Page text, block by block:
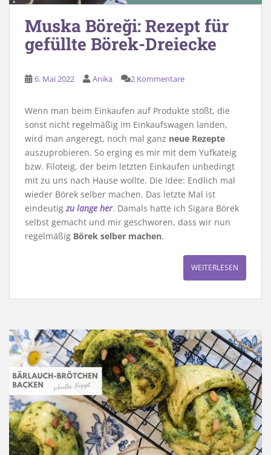
Muska Böreği: Rezept für
gefüllte Börek-Dreiecke
6. Mai 2022 Anika 2 Kommentare
Wenn man beim Einkaufen auf Produkte stößt, die
sonst nicht regelmäßig im Einkaufswagen landen,
wird man angeregt, noch mal ganz neue Rezepte
auszuprobieren. So erging es mir mit dem Yufkateig
bzw. Filoteig, der beim letzten Einkaufen unbedingt
mit zu uns nach Hause wollte. Die Idee: Endlich mal
wieder Börek selber machen. Das letzte Mal ist
eindeutigzu lange her. Damals hatte ich Sigara Börek
selbst gemacht und mir geschworen, dass wir nun
regelmäßig Börek selber machen.
WEITERLESEN